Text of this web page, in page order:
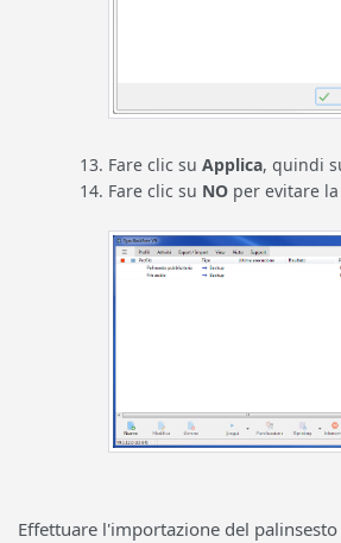
Fare clic su Applica, quindi
Fare clic su NO per evitare
Effettuare l'importazione del